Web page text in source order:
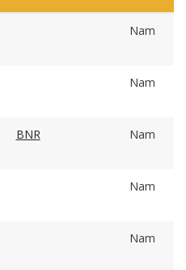
Nam
Nam
BNR Nam
Nam
Nam